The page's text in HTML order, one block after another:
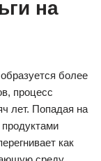
на
более
процесс
лет. Попадая на
как